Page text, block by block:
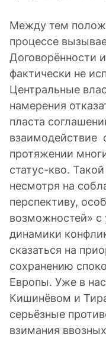
Между тем
процессе
Договорённости
фактически не
Центральные
намерения
пласта
взаимодействие
протяжении
статус-кво.
несмотря на
перспективу,
возможностей» с
динамики
сказаться на
сохранению
Европы. Уже в
Кишинёвом и
серьёзные
взимания